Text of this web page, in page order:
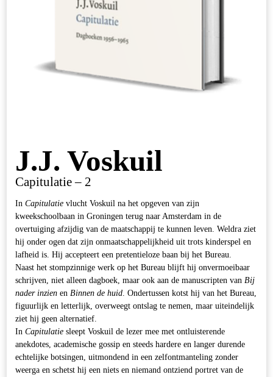
J.J. Voskuil
Capitulatie – 2
InCapitulatie vlucht Voskuil na het opgeven van zijn
kweekschoolbaan in Groningen terug naar Amsterdam in de
overtuiging afzijdig van de maatschappij te kunnen leven. Weldra ziet
hij onder ogen dat zijn onmaatschappelijkheid uit trots kinderspel en
lafheid is. Hij accepteert een pretentieloze baan bij het Bureau.
Naast het stompzinnige werk op het Bureau blijft hij onvermoeibaar
schrijven, niet alleen dagboek, maar ook aan de manuscripten van Bij
nader inzien en Binnen de huid . Ondertussen kotst hij van het Bureau,
figuurlijk en letterlijk, overweegt ontslag te nemen, maar uiteindelijk
ziet hij geen alternatief.
InCapitulatie sleept Voskuil de lezer mee met ontluisterende
anekdotes, academische gossip en steeds hardere en langer durende
echtelijke botsingen, uitmondend in een zelfontmanteling zonder
weerga en schetst hij een niets en niemand ontziend portret van de